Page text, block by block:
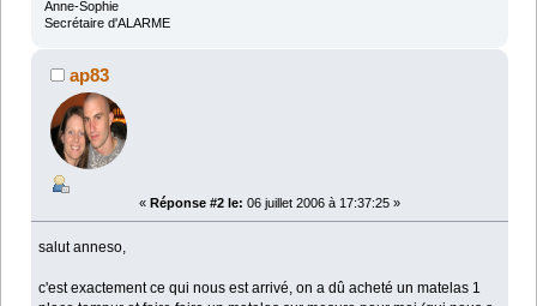
Anne-Sophie
Secrétaire d'ALARME
ap83
« Réponse #2 le: 06 juillet 2006 à 17:37:25 »
salut anneso,
c'est exactement ce qui nous est arrivé, on a dû acheté un matelas 1